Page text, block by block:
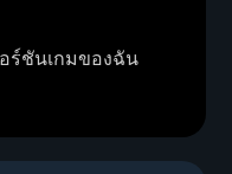
ร์ชันเกมของฉัน